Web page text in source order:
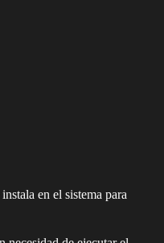
en el sistema para